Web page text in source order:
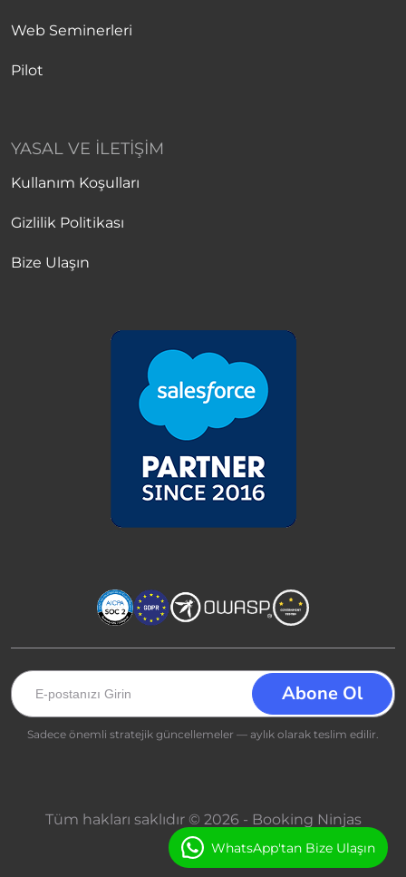
Web Seminerleri
Pilot
YASAL VE İLETIŞIM
Kullanım Koşulları
Gizlilik Politikası
Bize Ulaşın
Sadece önemli stratejik güncellemeler — aylık olarak teslim edilir.
Tüm hakları saklıdır © 2026 - Booking Ninjas
WhatsApp'tan Bize Ulaşın